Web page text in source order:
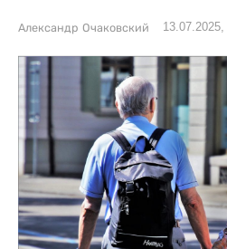
Александр Очаковский